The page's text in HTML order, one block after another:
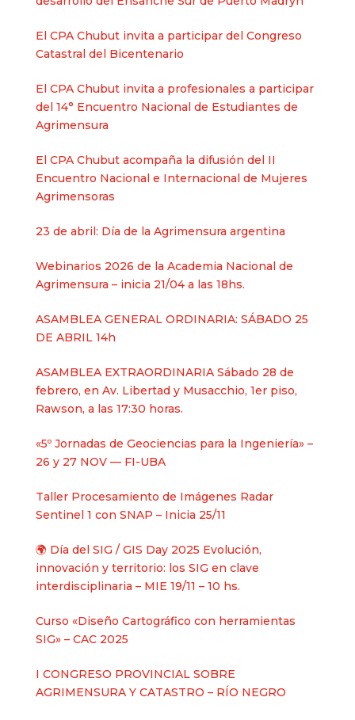
El CPA Chubut invita a participar del Congreso
Catastral del Bicentenario
El CPA Chubut invita a profesionales a participar
del 14° Encuentro Nacional de Estudiantes de
Agrimensura
El CPA Chubut acompaña la difusión del II
Encuentro Nacional e Internacional de Mujeres
Agrimensoras
23 de abril: Día de la Agrimensura argentina
Webinarios 2026 de la Academia Nacional de
Agrimensura – inicia 21/04 a las 18hs.
ASAMBLEA GENERAL ORDINARIA: SÁBADO 25
DE ABRIL 14h
ASAMBLEA EXTRAORDINARIA Sábado 28 de
febrero, en Av. Libertad y Musacchio, 1er piso,
Rawson, a las 17:30 horas.
«5º Jornadas de Geociencias para la Ingeniería» –
26 y 27 NOV — FI-UBA
Taller Procesamiento de Imágenes Radar
Sentinel 1 con SNAP – Inicia 25/11
🌍 Día del SIG / GIS Day 2025 Evolución,
innovación y territorio: los SIG en clave
interdisciplinaria – MIE 19/11 – 10 hs.
Curso «Diseño Cartográfico con herramientas
SIG» – CAC 2025
I CONGRESO PROVINCIAL SOBRE
AGRIMENSURA Y CATASTRO – RÍO NEGRO